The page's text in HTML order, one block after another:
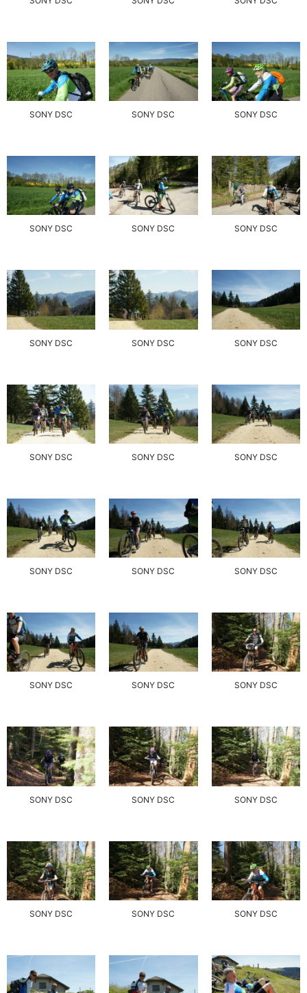
SONY DSC SONY DSC SONY DSC
SONY DSC SONY DSC SONY DSC
SONY DSC SONY DSC SONY DSC
SONY DSC SONY DSC SONY DSC
SONY DSC SONY DSC SONY DSC
SONY DSC SONY DSC SONY DSC
SONY DSC SONY DSC SONY DSC
SONY DSC SONY DSC SONY DSC